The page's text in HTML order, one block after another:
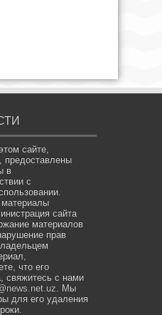
сайте,
предоставлены
в
с
сайта
материалов
прав
что его
свяжитесь с нами
. Мы
для его удаления